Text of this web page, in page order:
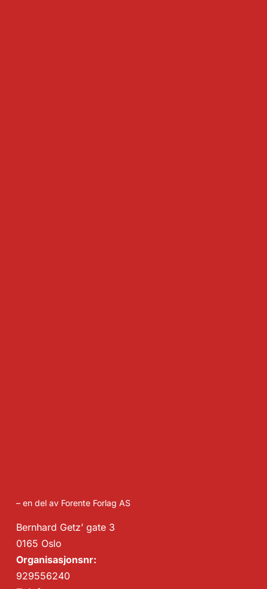
– en del av Forente Forlag AS
Bernhard Getz’ gate 3
0165 Oslo
Organisasjonsnr:
929556240